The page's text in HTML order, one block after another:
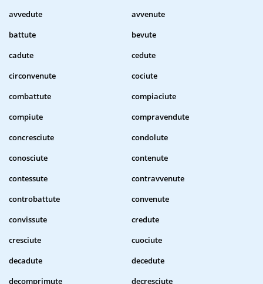
avvedute
avvenute
battute
bevute
cadute
cedute
circonvenute
cociute
combattute
compiaciute
compiute
compravendute
concresciute
condolute
conosciute
contenute
contessute
contravvenute
controbattute
convenute
convissute
credute
cresciute
cuociute
decadute
decedute
decomprimute
decresciute